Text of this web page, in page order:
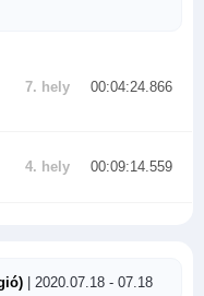
7. hely 00:04:24.866
4. hely 00:09:14.559
| 2020.07.18 - 07.18